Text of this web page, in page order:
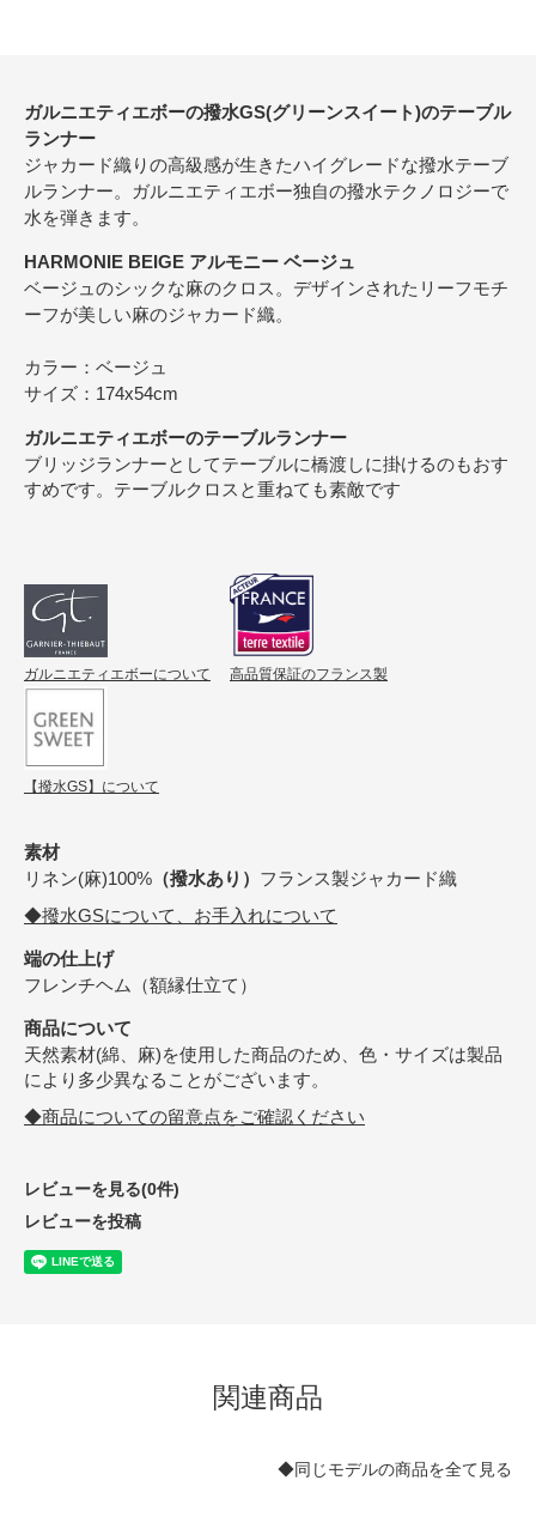
ガルニエティエボーの撥水GS(グリーンスイート)のテーブル
ランナー
ジャカード織りの高級感が生きたハイグレードな撥水テーブ
ルランナー。ガルニエティエボー独自の撥水テクノロジーで
水を弾きます。
HARMONIE BEIGE アルモニー ベージュ
ベージュのシックな麻のクロス。デザインされたリーフモチ
ーフが美しい麻のジャカード織。
カラー：ベージュ
サイズ：174x54cm
ガルニエティエボーのテーブルランナー
ブリッジランナーとしてテーブルに橋渡しに掛けるのもおす
すめです。テーブルクロスと重ねても素敵です
ガルニエティエボーについて 高品質保証のフランス製
【撥水GS】について
素材
リネン(麻)100% （撥水あり） フランス製ジャカード織
◆撥水GSについて、お手入れについて
端の仕上げ
フレンチヘム（額縁仕立て）
商品について
天然素材(綿、麻)を使用した商品のため、色・サイズは製品
により多少異なることがございます。
◆商品についての留意点をご確認ください
レビューを見る(0件)
レビューを投稿
関連商品
◆同じモデルの商品を全て見る